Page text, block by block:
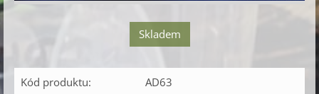
Skladem
Kód produktu: AD63